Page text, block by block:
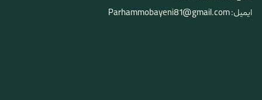
ایمیل: Parhammobayeni81@gmail.com